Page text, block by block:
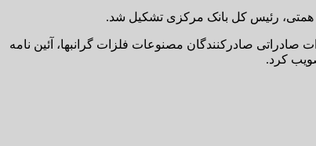
همتی، رئیس کل بانک مرکزی تشکیل شد.
صادرکنندگان مصنوعات فلزات گرانبها، آئین نامه
کرد.